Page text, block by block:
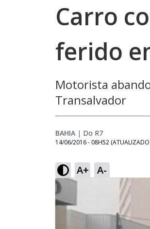
Carro
ferido
Motorista
Transalvador
BAHIA | Do R7
14/06/2016 - 08H52 (ATUALIZADO
A+ A-